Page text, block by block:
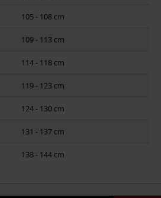
105 - 108 cm
109 - 113 cm
114 - 118 cm
119 - 123 cm
124 - 130 cm
131 - 137 cm
138 - 144 cm